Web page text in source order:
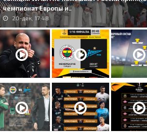
чемпионат Европы и..
20-дек, 17:48